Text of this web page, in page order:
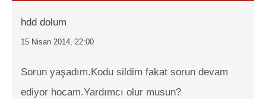
hdd dolum
15 Nisan 2014, 22:00
Sorun yaşadım.Kodu sildim fakat sorun devam
ediyor hocam.Yardımcı olur musun?